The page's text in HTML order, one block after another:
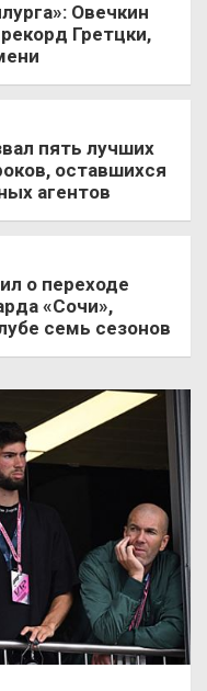
Овечкин
Гретцки,
пять лучших
оставшихся
агентов
о переходе
«Сочи»,
семь сезонов